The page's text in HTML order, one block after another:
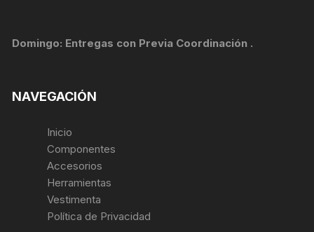
Domingo: Entregas con Previa Coordinación .
NAVEGACIÓN
Inicio
Componentes
Accesorios
Herramientas
Vestimenta
Política de Privacidad